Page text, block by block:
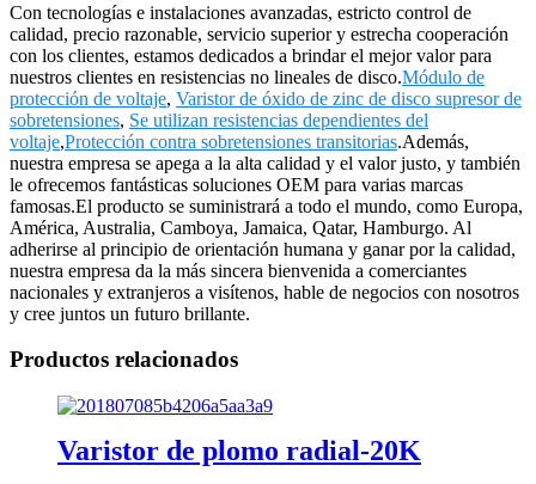
Con tecnologías e instalaciones avanzadas, estricto control de
calidad, precio razonable, servicio superior y estrecha cooperación
con los clientes, estamos dedicados a brindar el mejor valor para
nuestros clientes en resistencias no lineales de disco.Módulo de
protección de voltaje, Varistor de óxido de zinc de disco supresor de
sobretensiones, Se utilizan resistencias dependientes del
voltaje,Protección contra sobretensiones transitorias.Además,
nuestra empresa se apega a la alta calidad y el valor justo, y también
le ofrecemos fantásticas soluciones OEM para varias marcas
famosas.El producto se suministrará a todo el mundo, como Europa,
América, Australia, Camboya, Jamaica, Qatar, Hamburgo. Al
adherirse al principio de orientación humana y ganar por la calidad,
nuestra empresa da la más sincera bienvenida a comerciantes
nacionales y extranjeros a visítenos, hable de negocios con nosotros
y cree juntos un futuro brillante.
Productos relacionados
Varistor de plomo radial-20K